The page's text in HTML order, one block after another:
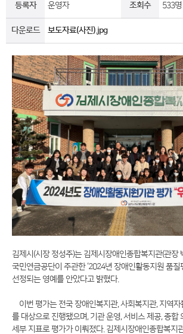
등록자 운영자 조회수 533명
다운로드 보도자료(사진).jpg
김제시(시장 정성주)는 김제시장애인종합복지관(관장
국민연금공단이 주관한 ‘2024년 장애인활동지원 품질
선정되는 영예를 안았다고 밝혔다.
이번 평가는 전국 장애인복지관, 사회복지관, 지역
를 대상으로 진행됐으며, 기관 운영, 서비스 제공, 종합
세부 지표로 평가가 이뤄졌다. 김제시장애인종합복지